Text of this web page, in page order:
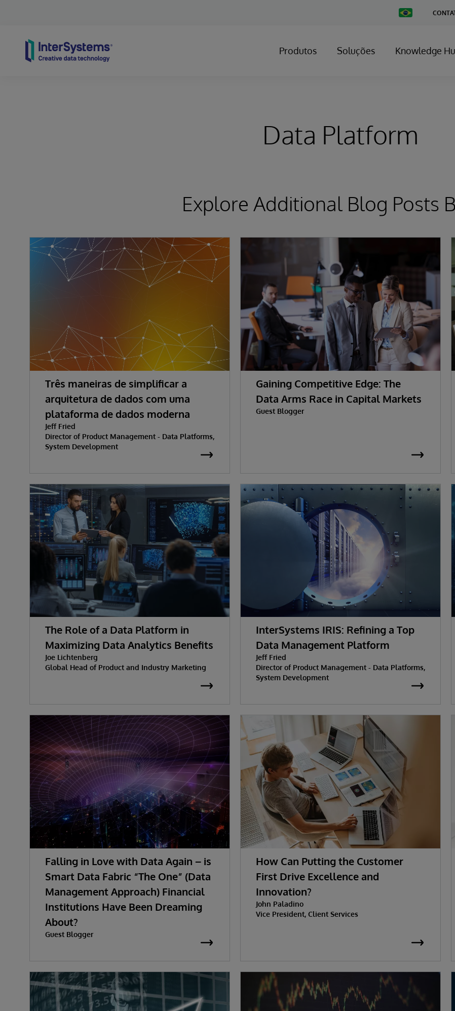
Change
Country
Produtos Soluções Knowledge
Data Platform
Explore Additional Blog Posts
Três maneiras de simplificar a
arquitetura de dados com uma
plataforma de dados moderna
Jeff Fried
Director of Product Management - Data Platforms,
System Development
Gaining Competitive Edge: The
Data Arms Race in Capital Markets
Guest Blogger
The Role of a Data Platform in
Maximizing Data Analytics Benefits
Joe Lichtenberg
Global Head of Product and Industry Marketing
InterSystems IRIS: Refining a Top
Data Management Platform
Jeff Fried
Director of Product Management - Data Platforms,
System Development
Falling in Love with Data Again – is
Smart Data Fabric “The One” (Data
Management Approach) Financial
Institutions Have Been Dreaming
About?
Guest Blogger
How Can Putting the Customer
First Drive Excellence and
Innovation?
John Paladino
Vice President, Client Services